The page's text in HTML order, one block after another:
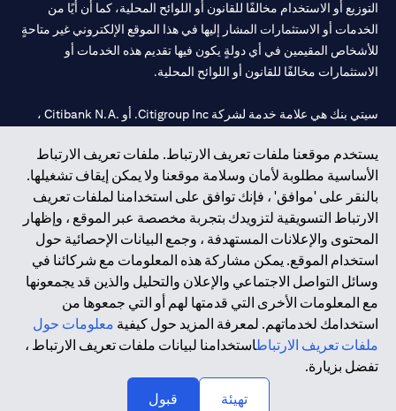
يستخدم موقعنا ملفات تعريف الارتباط. ملفات تعريف الارتباط
الأساسية مطلوبة لأمان وسلامة موقعنا ولا يمكن إيقاف تشغيلها.
بالنقر على 'موافق' ، فإنك توافق على استخدامنا لملفات تعريف
الارتباط التسويقية لتزويدك بتجربة مخصصة عبر الموقع ، وإظهار
المحتوى والإعلانات المستهدفة ، وجمع البيانات الإحصائية حول
استخدام الموقع. يمكن مشاركة هذه المعلومات مع شركائنا في
وسائل التواصل الاجتماعي والإعلان والتحليل والذين قد يجمعونها
مع المعلومات الأخرى التي قدمتها لهم أو التي جمعوها من
استخدامك لخدماتهم. لمعرفة المزيد حول كيفية معلومات حول
ملفات تعريف الارتباطاستخدامنا لبيانات ملفات تعريف الارتباط ،
تفضل بزيارة.
تهيئة
قبول
التوزيع أو الاستخدام مخالفًا للقانون أو اللوائح المحلية، كما أن أيًا من
الخدمات أو الاستثمارات المشار إليها في هذا الموقع الإلكتروني غير متاحةٍ
للأشخاص المقيمين في أي دولةٍ يكون فيها تقديم هذه الخدمات أو
الاستثمارات مخالفًا للقانون أو اللوائح المحلية.
سيتي بنك هي علامة خدمة لشركة Citigroup Inc. أو .Citibank N.A ،
سيتي بنك إن. إيه. الإمارات مسجل لدى مصرف الإمارات المركزي تحت
أرقام التراخيص 202563 لفرع الوصل في دبي، 531989 لفرع مول
الإمارات في دبي، وCN-1002019لفرع أبوظبي. هاتف: 4000 311 04.
فرع سيتي بنك إن إيه - الإمارات العربية المتحدة مرخص من مصرف
الإمارات العربية المتحدة المركزي كفرع لبنك أجنبي.
سيتي بنك إن إيه الإمارات العربية المتحدة مرخص من هيئة الأوراق المالية
والسلع في الإمارات العربية المتحدة ("SCA") للقيام بالنشاط المالي لـ أ)
الاستشارات المالية والتعريف والترويج بموجب ترخيص رقم
20200000097 ب) وسيط تداول في الأسواق الدولية بموجب ترخيص